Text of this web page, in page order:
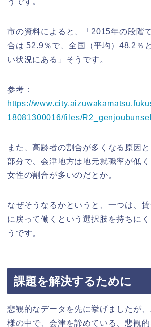
うです。
市の資料によると、「2015年の段階
合は 52.9％で、全国（平均）48.2％
い状況にある」そうです。
参考：
https://
18081300016/files/
また、高齢者の割合が多くなる原因
部分で、会津地方は地元就職率が低
女性の割合が多いのだとか。
なぜそうなるかというと、一つは、
に戻って働くという選択肢を持ちに
うです。
課題を解決するために
悲観的なデータを先に挙げましたが
様の中で、会津を諦めている、悲観